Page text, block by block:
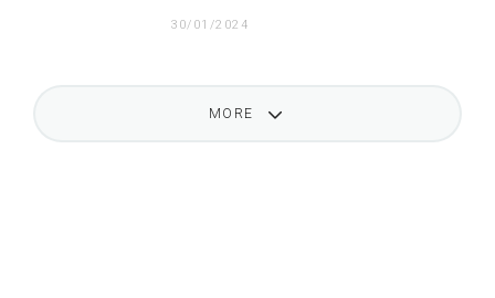
30/01/2024
MORE